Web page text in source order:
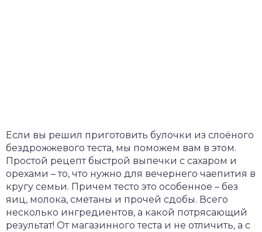
Если вы решил приготовить булочки из слоёного
бездрожжевого теста, мы поможем вам в этом.
Простой рецепт быстрой выпечки с сахаром и
орехами – то, что нужно для вечернего чаепития в
кругу семьи. Причем тесто это особенное – без
яиц, молока, сметаны и прочей сдобы. Всего
несколько ингредиентов, а какой потрясающий
результат! От магазинного теста и не отличить, а с